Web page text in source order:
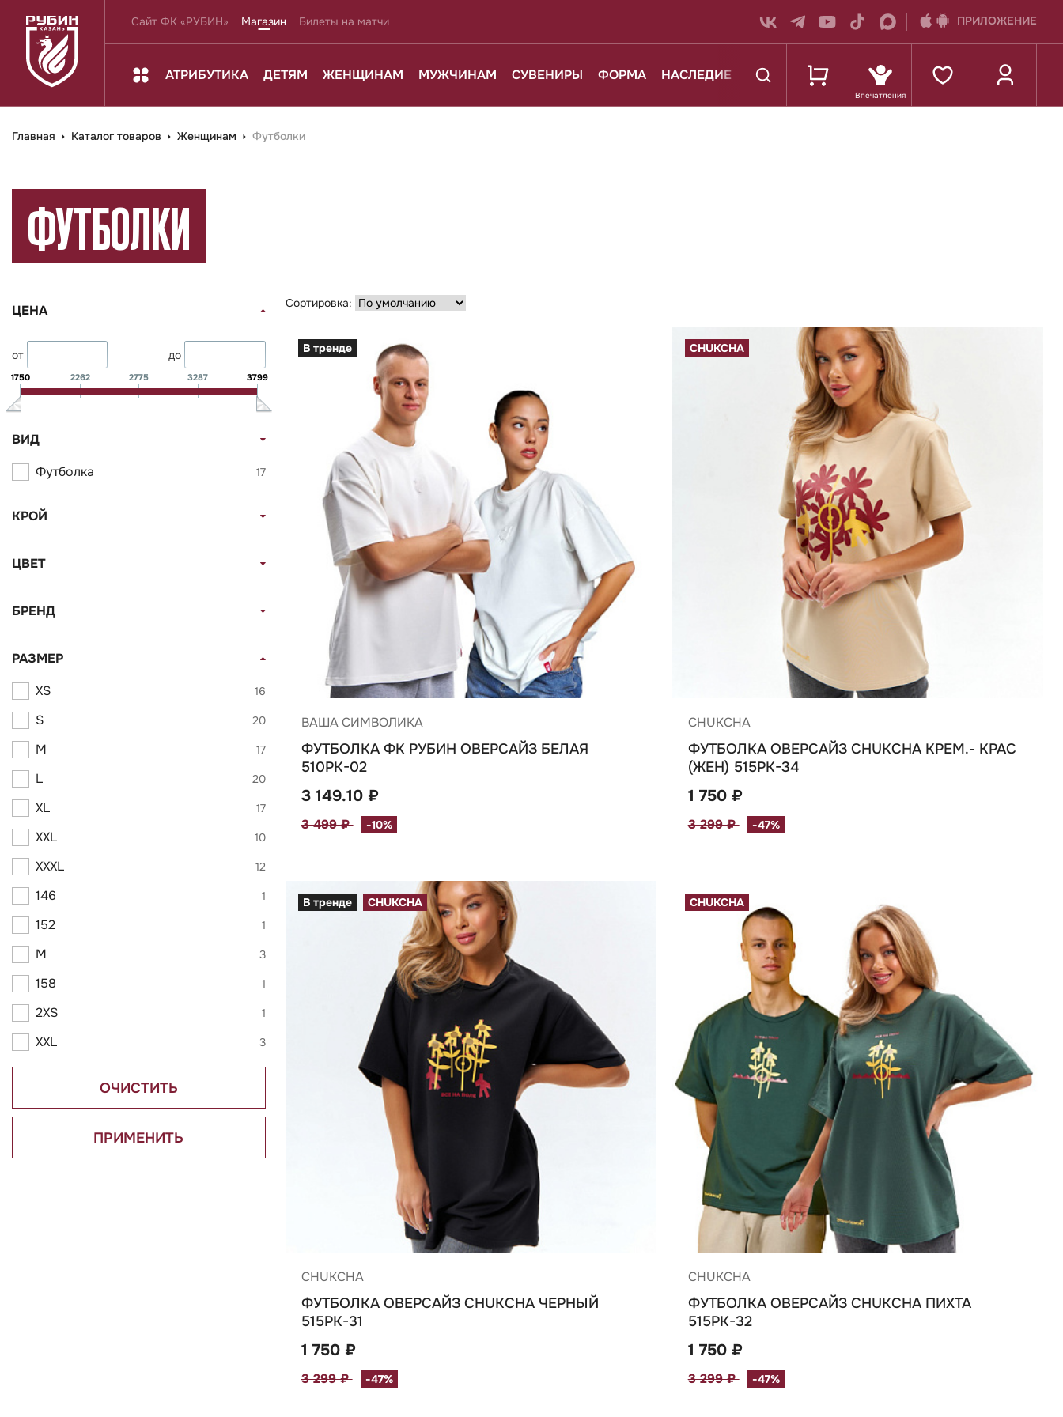
Сайт ФК «РУБИН» Магазин Билеты на матчи ПРИЛОЖЕНИЕ
АТРИБУТИКА ДЕТЯМ ЖЕНЩИНАМ МУЖЧИНАМ СУВЕНИРЫ ФОРМА НАСЛЕДИЕ К ШКОЛЕ
Главная Каталог товаров Женщинам Футболки
ФУТБОЛКИ
ЦЕНА
от до
1750 2262 2775 3287 3799
ВИД
Футболка
17
КРОЙ
ЦВЕТ
БРЕНД
РАЗМЕР
XS
16
S 20
M 17
L 20
XL 17
XXL 10
XXXL 12
146 1
152 1
M 3
158 1
2XS 1
XXL 3
ОЧИСТИТЬ
ПРИМЕНИТЬ
Сортировка:
В тренде
ВАША СИМВОЛИКА
ФУТБОЛКА ФК РУБИН ОВЕРСАЙЗ БЕЛАЯ
510РК-02
3 149.10 ₽
3 499 ₽ -10%
CHUKCHA
CHUKCHA
ФУТБОЛКА ОВЕРСАЙЗ CHUKCHA КРЕМ.- КРАС
(ЖЕН) 515РК-34
1 750 ₽
3 299 ₽ -47%
В тренде CHUKCHA
CHUKCHA
ФУТБОЛКА ОВЕРСАЙЗ CHUKCHA ЧЕРНЫЙ
515РК-31
1 750 ₽
3 299 ₽ -47%
CHUKCHA
CHUKCHA
ФУТБОЛКА ОВЕРСАЙЗ CHUKCHA ПИХТА
515РК-32
1 750 ₽
3 299 ₽ -47%